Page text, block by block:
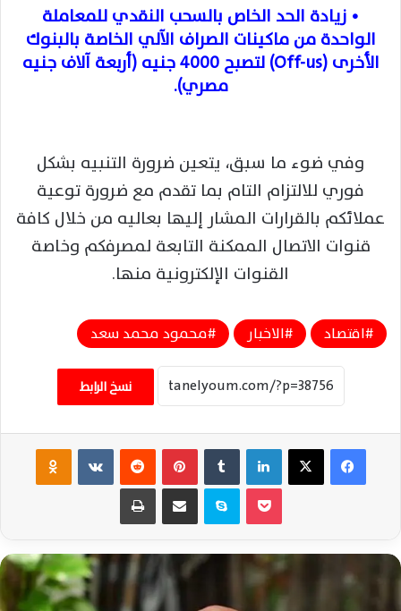
• زيادة الحد الخاص بالسحب النقدي للمعاملة
الواحدة من ماكينات الصراف الآلي الخاصة بالبنوك
الأخرى (Off-us) لتصبح 4000 جنيه (أربعة آلاف جنيه
مصري).
وفي ضوء ما سبق، يتعين ضرورة التنبيه بشكل
فوري للالتزام التام بما تقدم مع ضرورة توعية
عملائكم بالقرارات المشار إليها بعاليه من خلال كافة
قنوات الاتصال الممكنة التابعة لمصرفكم وخاصة
القنوات الإلكترونية منها.
اقتصاد الاخبار محمود محمد سعد
نسخ الرابط
فيسبوك ‫X لينكدإن بينتيريست ‏VKontakte
سكايب مشاركة عبر البريد طباعة